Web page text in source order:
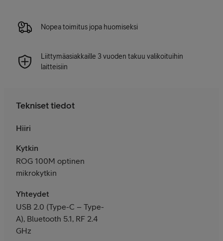
Nopea toimitus jopa huomiseksi
Liittymäasiakkaille 3 vuoden takuu valikoituihin
laitteisiin
Tekniset tiedot
Hiiri
Kytkin
ROG 100M optinen
mikrokytkin
Yhteydet
USB 2.0 (Type-C – Type-
A), Bluetooth 5.1, RF 2.4
GHz